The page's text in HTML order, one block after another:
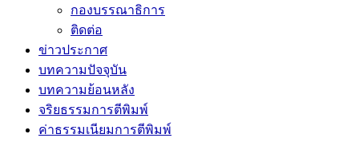
กองบรรณาธิการ
ติดต่อ
ข่าวประกาศ
บทความปัจจุบัน
บทความย้อนหลัง
จริยธรรมการตีพิมพ์
ค่าธรรมเนียมการตีพิมพ์